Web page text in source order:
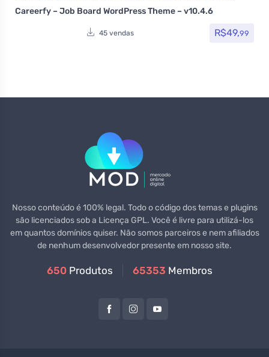
MarketPlace
Woocommerce
Careerfy – Job Board WordPress Theme – v10.4.6
45 vendas R$49,99
Nosso conteúdo é 100% legal. Todo o código dos temas e plugins
são licenciados sob a Licença GPL. Você é livre para utilizá-los
em quantos domínios quiser. Não somos parceiros e nem afiliados
de nenhum desenvolvedor presente em nosso site.
650 Produtos 65353 Membros